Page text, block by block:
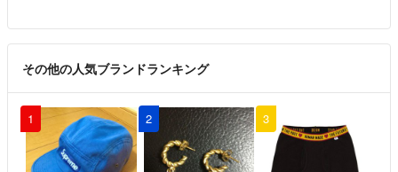
その他の人気ブランドランキング
1 2 3